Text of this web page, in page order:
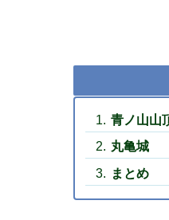
青ノ山山
丸亀城
まとめ